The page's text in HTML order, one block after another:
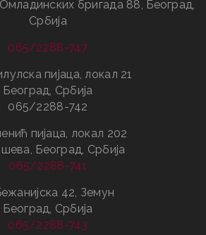
бригада 88, Београд,
Србија
065/2288-747
пијаца, локал 21
Београд, Србија
065/2288-742
пијаца, локал 202
Београд, Србија
065/2288-741
42, Земун
Београд, Србија
065/2288-743